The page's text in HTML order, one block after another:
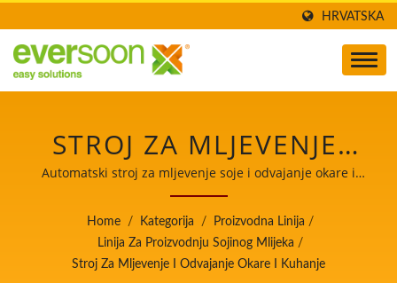
HRVATSKA
STROJ ZA MLJEVENJE,
ODVAJANJE OKARE I
KUHANJE JEDAN JE OD
STROJEVA U LINIJI ZA
Automatski stroj za mljevenje soje i odvajanje okare i
kuhanje / Voditelj automatskih strojeva za proizvodnju
tofua i sojinog mlijeka s najvišim prioritetom na
sigurnosti hrane.
Home / Kategorija / Proizvodna Linija /
Linija Za Proizvodnju Sojinog Mlijeka /
Stroj Za Mljevenje I Odvajanje Okare I Kuhanje